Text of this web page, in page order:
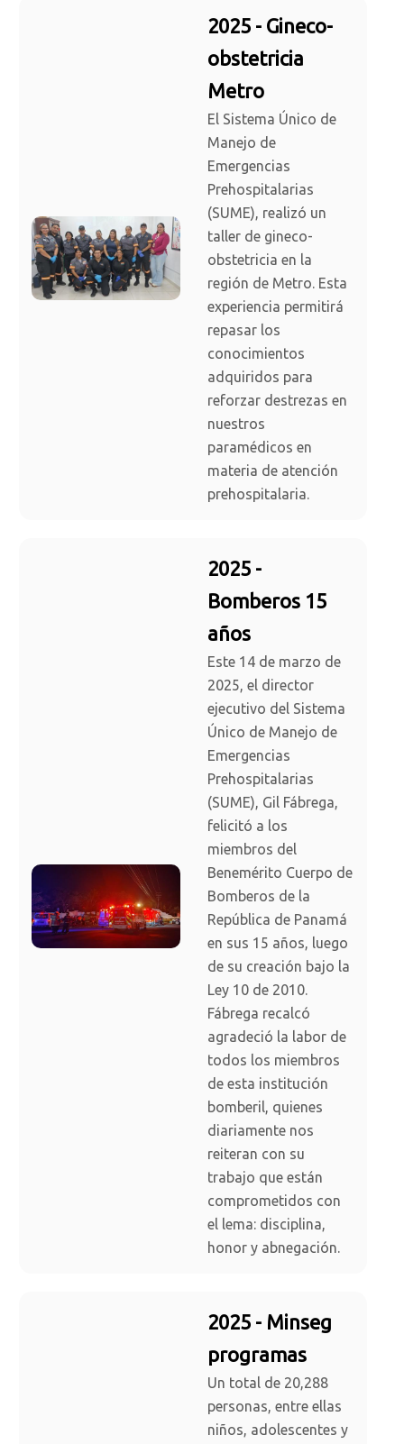
2025 - Gineco-
obstetricia
Metro
El Sistema Único de
Manejo de
Emergencias
Prehospitalarias
(SUME), realizó un
taller de gineco-
obstetricia en la
región de Metro. Esta
experiencia permitirá
repasar los
conocimientos
adquiridos para
reforzar destrezas en
nuestros
paramédicos en
materia de atención
prehospitalaria.
2025 -
Bomberos 15
años
Este 14 de marzo de
2025, el director
ejecutivo del Sistema
Único de Manejo de
Emergencias
Prehospitalarias
(SUME), Gil Fábrega,
felicitó a los
miembros del
Benemérito Cuerpo de
Bomberos de la
República de Panamá
en sus 15 años, luego
de su creación bajo la
Ley 10 de 2010.
Fábrega recalcó
agradeció la labor de
todos los miembros
de esta institución
bomberil, quienes
diariamente nos
reiteran con su
trabajo que están
comprometidos con
el lema: disciplina,
honor y abnegación.
2025 - Minseg
programas
Un total de 20,288
personas, entre ellas
niños, adolescentes y